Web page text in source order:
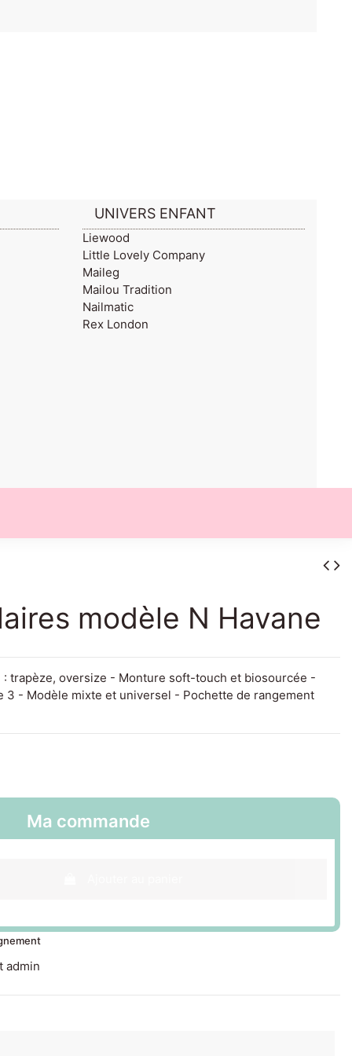
UNIVERS ENFANT
Liewood
Little Lovely Company
Maileg
Mailou Tradition
Nailmatic
Rex London
modèle N Havane
trapèze, oversize - Monture soft-touch et biosourcée -
3 - Modèle mixte et universel - Pochette de rangement
Ma commande